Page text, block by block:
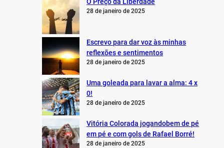
O Preço da Liberdade
28 de janeiro de 2025
Escrevo para dar voz às minhas
reflexões e sentimentos
28 de janeiro de 2025
Uma goleada para lavar a alma: 4 x
0!
28 de janeiro de 2025
Vitória Colorada jogandobem de pé
em pé e com gols de Rafael Borré!
28 de janeiro de 2025